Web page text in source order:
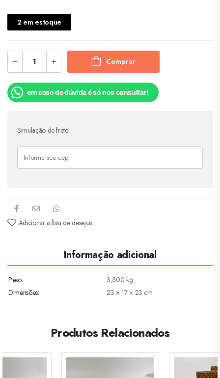
2 em estoque
Comprar
em caso de dúvida é só nos consultar!
Simulação de frete
Adicionar a lista de desejos
Informação adicional
Peso
3,300 kg
Dimensões
23 × 17 × 23 cm
Produtos Relacionados